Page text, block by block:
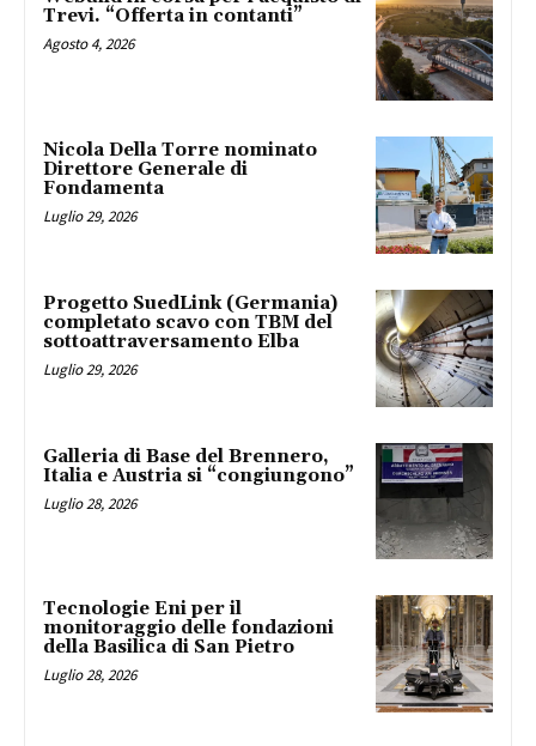
Trevi. “Offerta in contanti”
Agosto 4, 2026
Nicola Della Torre nominato
Direttore Generale di
Fondamenta
Luglio 29, 2026
Progetto SuedLink (Germania)
completato scavo con TBM del
sottoattraversamento Elba
Luglio 29, 2026
Galleria di Base del Brennero,
Italia e Austria si “congiungono”
Luglio 28, 2026
Tecnologie Eni per il
monitoraggio delle fondazioni
della Basilica di San Pietro
Luglio 28, 2026